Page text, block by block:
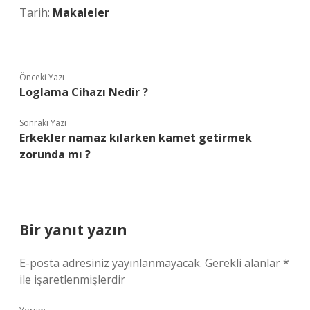
Tarih: Makaleler
Önceki Yazı
Loglama Cihazı Nedir ?
Sonraki Yazı
Erkekler namaz kılarken kamet getirmek
zorunda mı ?
Bir yanıt yazın
E-posta adresiniz yayınlanmayacak. Gerekli alanlar*
ile işaretlenmişlerdir